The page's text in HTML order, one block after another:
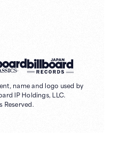
name and logo used by
IP Holdings, LLC.
Reserved.